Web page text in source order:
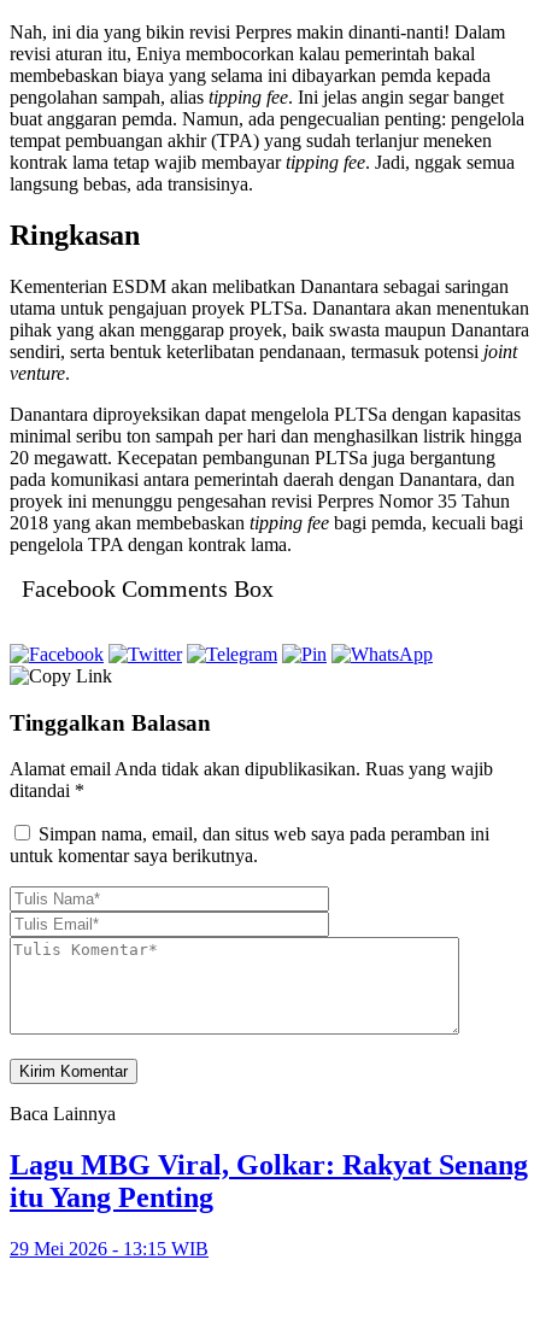
Nah, ini dia yang bikin revisi Perpres makin dinanti-nanti! Dalam
revisi aturan itu, Eniya membocorkan kalau pemerintah bakal
membebaskan biaya yang selama ini dibayarkan pemda kepada
pengolahan sampah, alias tipping fee. Ini jelas angin segar banget
buat anggaran pemda. Namun, ada pengecualian penting: pengelola
tempat pembuangan akhir (TPA) yang sudah terlanjur meneken
kontrak lama tetap wajib membayartipping fee. Jadi, nggak semua
langsung bebas, ada transisinya.
Ringkasan
Kementerian ESDM akan melibatkan Danantara sebagai saringan
utama untuk pengajuan proyek PLTSa. Danantara akan menentukan
pihak yang akan menggarap proyek, baik swasta maupun Danantara
sendiri, serta bentuk keterlibatan pendanaan, termasuk potensi joint
venture.
Danantara diproyeksikan dapat mengelola PLTSa dengan kapasitas
minimal seribu ton sampah per hari dan menghasilkan listrik hingga
20 megawatt. Kecepatan pembangunan PLTSa juga bergantung
pada komunikasi antara pemerintah daerah dengan Danantara, dan
proyek ini menunggu pengesahan revisi Perpres Nomor 35 Tahun
2018 yang akan membebaskan tipping fee bagi pemda, kecuali bagi
pengelola TPA dengan kontrak lama.
Facebook Comments Box
Tinggalkan Balasan
Alamat email Anda tidak akan dipublikasikan. Ruas yang wajib
ditandai *
Simpan nama, email, dan situs web saya pada peramban ini
untuk komentar saya berikutnya.
Baca Lainnya
Lagu MBG Viral, Golkar: Rakyat Senang
itu Yang Penting
29 Mei 2026 - 13:15 WIB